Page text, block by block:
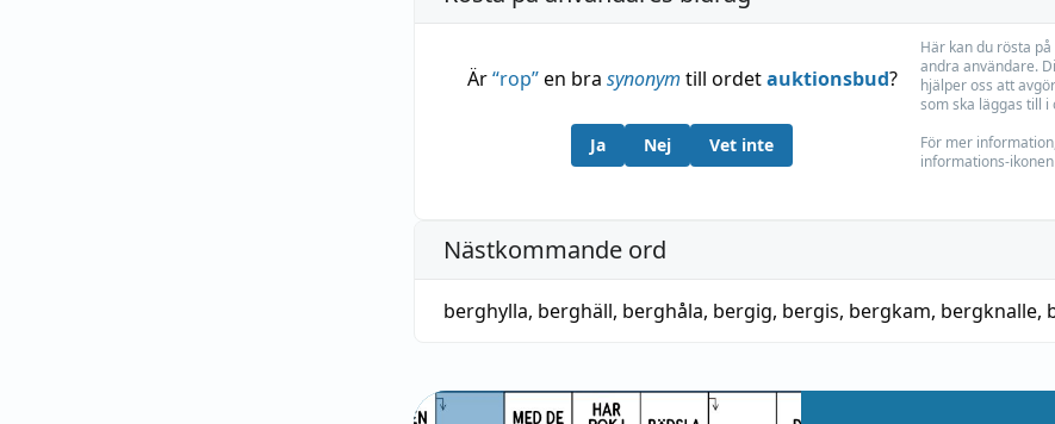
Är“rop”en bra synonym till ordetauktionsbud?
Ja Nej Vet inte
Här kan du rösta
andra användare.
hjälper oss att
som ska läggas till i
För mer
informations-
Nästkommande ord
berghylla, berghäll, berghåla, bergig, bergis, bergkam, bergknalle,